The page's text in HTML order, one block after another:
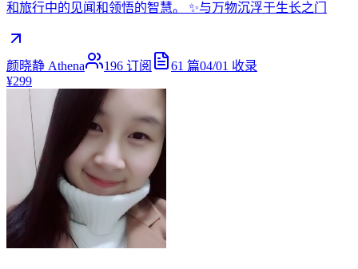
和旅行中的见闻和领悟的智慧。 ✨与万物沉浮于生长之门
颜晓静 Athena 196 订阅 61 篇04/01 收录
¥299